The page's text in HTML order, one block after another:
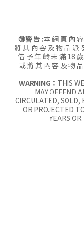
🔞警 告 :本 網 頁 內
將 其 內 容 及 物 品 派
借 予 年 齡 未 滿 18
或 將 其 內 容 及 物
WARNING： THIS
MAY OFFEND
CIRCULATED, SOLD,
OR PROJECTED
YEARS